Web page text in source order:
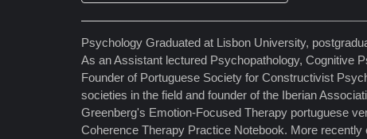
Psychology Graduated at Lisbon University,
As an Assistant lectured Psychopathology, Cognitive
Founder of Portuguese Society for Constructivist
societies in the field and founder of the Iberian
Greenberg's Emotion-Focused Therapy portuguese
Coherence Therapy Practice Notebook. More